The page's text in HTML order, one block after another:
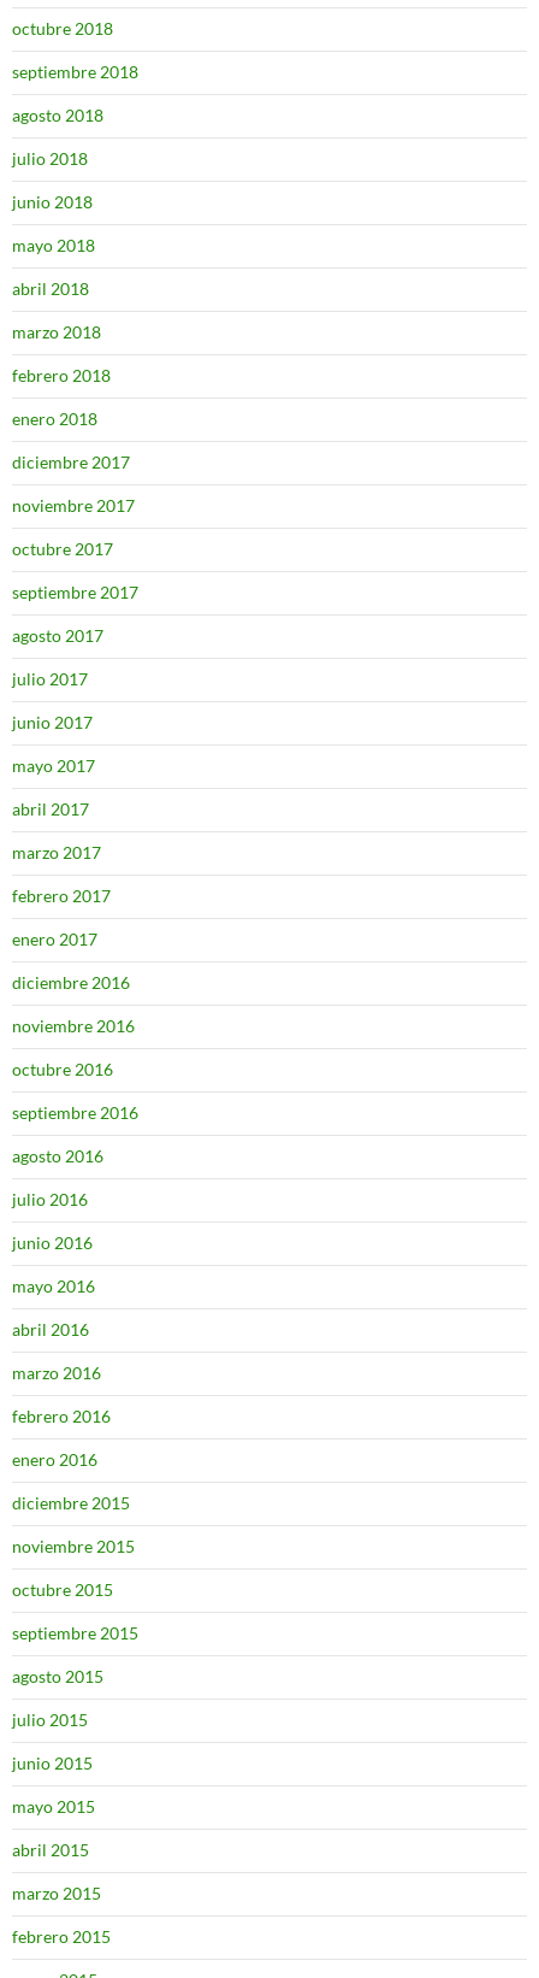
octubre 2018
septiembre 2018
agosto 2018
julio 2018
junio 2018
mayo 2018
abril 2018
marzo 2018
febrero 2018
enero 2018
diciembre 2017
noviembre 2017
octubre 2017
septiembre 2017
agosto 2017
julio 2017
junio 2017
mayo 2017
abril 2017
marzo 2017
febrero 2017
enero 2017
diciembre 2016
noviembre 2016
octubre 2016
septiembre 2016
agosto 2016
julio 2016
junio 2016
mayo 2016
abril 2016
marzo 2016
febrero 2016
enero 2016
diciembre 2015
noviembre 2015
octubre 2015
septiembre 2015
agosto 2015
julio 2015
junio 2015
mayo 2015
abril 2015
marzo 2015
febrero 2015